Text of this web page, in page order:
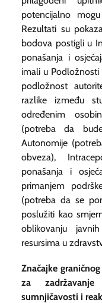
potencijalno
Rezultati su
bodova postigli u
ponašanja i
imali u
podložnost
razlike između
određenim
(potreba da
Autonomije
obveza),
ponašanja i
primanjem
(potreba da se
poslužiti kao
oblikovanju
resursima u
Značajke
za
sumnjičavosti i